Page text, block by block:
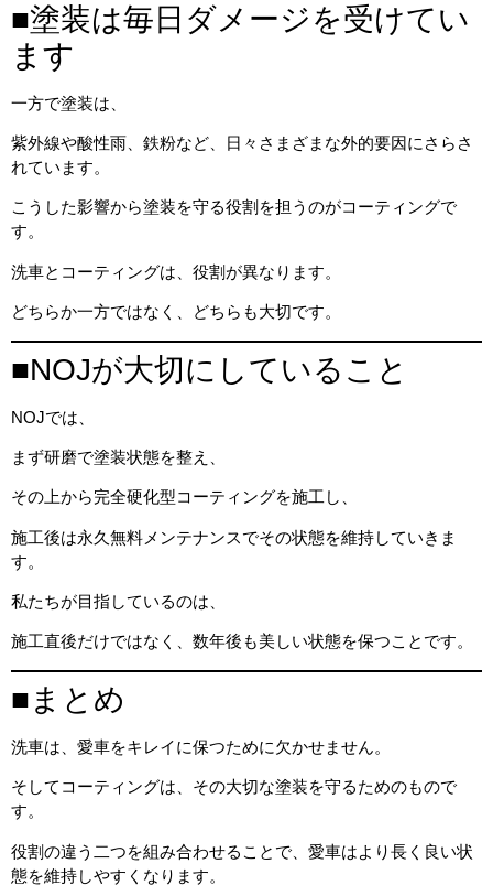
■塗装は毎日ダメージを受けてい
ます
一方で塗装は、
紫外線や酸性雨、鉄粉など、日々さまざまな外的要因にさらさ
れています。
こうした影響から塗装を守る役割を担うのがコーティングで
す。
洗車とコーティングは、役割が異なります。
どちらか一方ではなく、どちらも大切です。
■NOJが大切にしていること
NOJでは、
まず研磨で塗装状態を整え、
その上から完全硬化型コーティングを施工し、
施工後は永久無料メンテナンスでその状態を維持していきま
す。
私たちが目指しているのは、
施工直後だけではなく、数年後も美しい状態を保つことです。
■まとめ
洗車は、愛車をキレイに保つために欠かせません。
そしてコーティングは、その大切な塗装を守るためのもので
す。
役割の違う二つを組み合わせることで、愛車はより長く良い状
態を維持しやすくなります。